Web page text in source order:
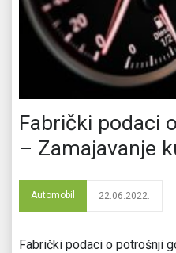
Fabrički podaci
– Zamajavanje
Automobil 22.06.2022.
Fabrički podaci o potrošnji